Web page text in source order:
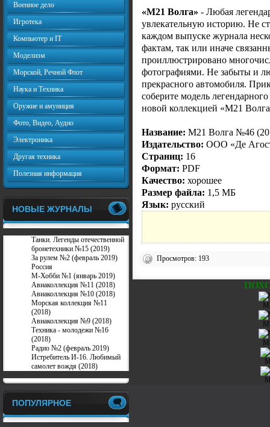
«М21 Волга» - Любая
увлекательную историю. Не
каждом выпуске журнала
фактам, так или иначе
проиллюстрировано
фотографиями. Не забыты и
прекрасного автомобиля.
соберите модель
новой коллекцией «М21
Название: М21 Волга №46
Издательство: ООО «Де
Страниц: 16
Формат: PDF
Качество: хорошее
Размер файла: 1,5 МБ
Язык: русский
Просмотров: 193
Военное дело
Игротека
Компьютер и IT
Моделизм
Морской, Речной Флот
Наука и Техника
Оружие и амуниция
Фото, Видео, Аудио
Электроника
Другая техника
Полезная информация
НОВЫЕ ЖУРНАЛЫ
Танки. Легенды отечественной
бронетехники №15 (2019)
За рулем №2 (февраль 2019)
Россия
М-Хобби №1 (январь 2019)
Авиаколлекция №11 (2018)
Авиаколлекция №10 (2018)
Морская коллекция №11
(2018)
Авиаколлекция №9 (2018)
Техника - молодежи №16
(2018)
Радио №2 (февраль 2019)
Истребитель И-16. Любимый
самолет вождя (2018)
ПОПУЛЯРНОЕ